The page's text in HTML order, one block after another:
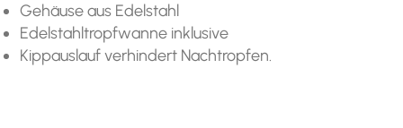
Gehäuse aus Edelstahl
Edelstahltropfwanne inklusive
Kippauslauf verhindert Nachtropfen.